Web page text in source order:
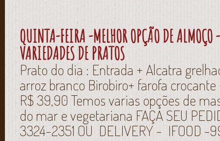
QUINTA-FEIRA -MELHOR OPÇÃO DE ALMOÇO
VARIEDADES DE PRATOS
Prato do dia : Entrada + Alcatra
arroz branco Birobiro+ farofa
R$ 39,90 Temos varias opções de
do mar e vegetariana FAÇA SEU
3324-2351 OU DELIVERY - IFOOD